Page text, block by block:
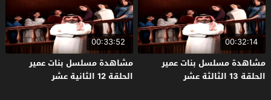
00:32:14
مشاهدة مسلسل بنات عمير
الحلقة 13 الثالثة عشر
00:33:52
مشاهدة مسلسل بنات عمير
الحلقة 12 الثانية عشر